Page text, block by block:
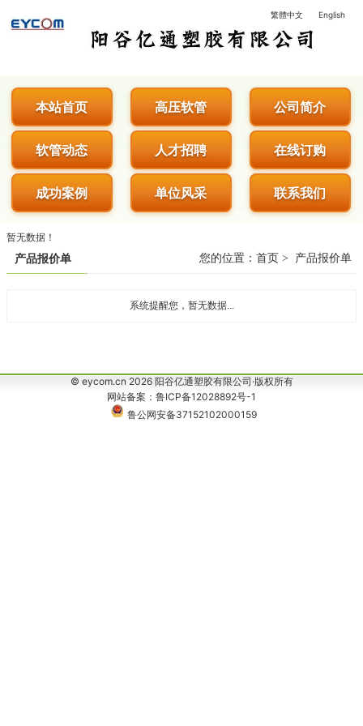
阳谷亿通塑胶有限公司 - 专业生产
繁體中文 English
本站首页 高压软管 公司简介
软管动态 人才招聘 在线订购
成功案例 单位风采 联系我们
暂无数据！
产品报价单 您的位置： 首页 > 产品报价单
系统提醒您，暂无数据...
© eycom.cn 2026 阳谷亿通塑胶有限公司·版权所有
网站备案：鲁ICP备12028892号-1
鲁公网安备37152102000159